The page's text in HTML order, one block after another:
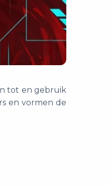
tot en gebruik
en vormen de